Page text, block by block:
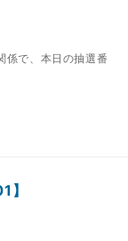
で、本日の抽選番
】